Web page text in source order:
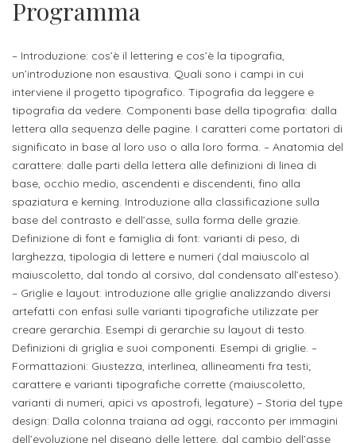
Orientamento
Contatti
Manualistica
Organigramma
Laboratori
e
sede
MISSIONE
Progetti
Terza
Missione
CAPITALE
DELLA
CULTURA
2023
BGBS2023
RETE
di
Comunicazione
e
Didattica
dell'arte
Dipartimento
di
Progettazione
e
Arti
Applicate
DOTTORATI
DI
RICERCA
Arti
Visive
e
ALLO
STUDIO
Inclusione
Carriera
Alias
Iscrizione
a
corsi
singoli
Laboratori
e
sede
Servizio
di
stampa
OPPORTUNITÀ
GLI
Stage
attivabili
Opportunità
di
lavoro
Aziende
convenzionate
per
diventare
un
nostro
studente
Iscriviti
alla
Newsletter
OPPORTUNITÀ
FSL
e
attività
per
gli
Istituti
Superiori
step
per
diventare
un
nostro
studente
d'azienda
Programma
– Introduzione: cos’è il lettering e cos’è la tipografia,
un’introduzione non esaustiva. Quali sono i campi in cui
interviene il progetto tipografico. Tipografia da leggere e
tipografia da vedere. Componenti base della tipografia: dalla
lettera alla sequenza delle pagine. I caratteri come portatori di
significato in base al loro uso o alla loro forma. – Anatomia del
carattere: dalle parti della lettera alle definizioni di linea di
base, occhio medio, ascendenti e discendenti, fino alla
spaziatura e kerning. Introduzione alla classificazione sulla
base del contrasto e dell’asse, sulla forma delle grazie.
Definizione di font e famiglia di font: varianti di peso, di
larghezza, tipologia di lettere e numeri (dal maiuscolo al
maiuscoletto, dal tondo al corsivo, dal condensato all’esteso).
– Griglie e layout: introduzione alle griglie analizzando diversi
artefatti con enfasi sulle varianti tipografiche utilizzate per
creare gerarchia. Esempi di gerarchie su layout di testo.
Definizioni di griglia e suoi componenti. Esempi di griglie. –
Formattazioni: Giustezza, interlinea, allineamenti fra testi;
carattere e varianti tipografiche corrette (maiuscoletto,
varianti di numeri, apici vs apostrofi, legature) – Storia del type
design: Dalla colonna traiana ad oggi, racconto per immagini
dell’evoluzione nel disegno delle lettere, dal cambio dell’asse